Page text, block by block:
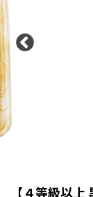
【４等級以